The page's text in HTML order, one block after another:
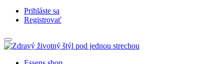
Prihláste sa
Registrovať